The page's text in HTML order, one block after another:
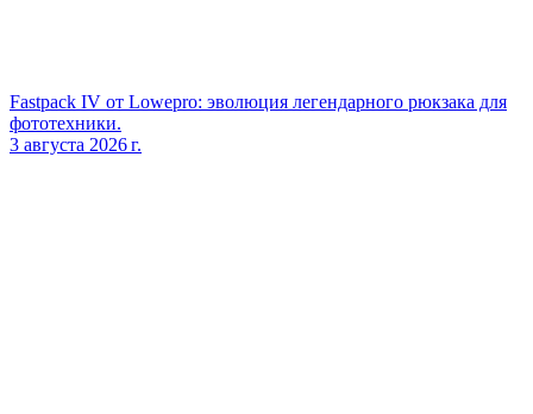
Fastpack IV от Lowepro: эволюция легендарного рюкзака для
фототехники.
3 августа 2026 г.